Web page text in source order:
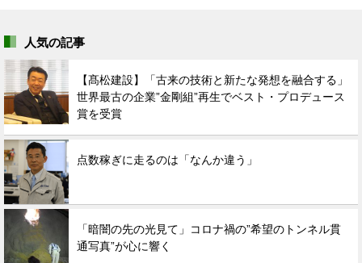
人気の記事
【髙松建設】「古来の技術と新たな発想を融合する」
世界最古の企業”金剛組”再生でベスト・プロデュース
賞を受賞
点数稼ぎに走るのは「なんか違う」
「暗闇の先の光見て」コロナ禍の”希望のトンネル貫
通写真”が心に響く